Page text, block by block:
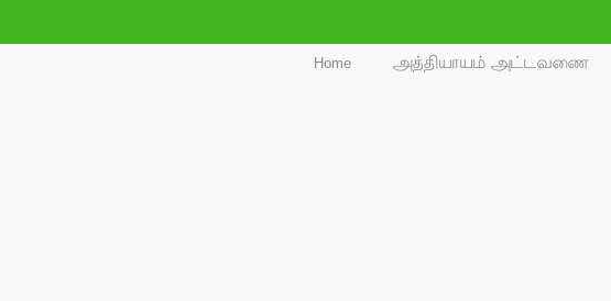
Home அத்தியாயம் அட்டவணை